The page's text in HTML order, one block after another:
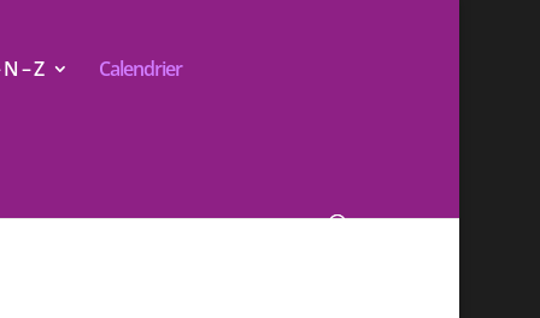
– Z Calendrier